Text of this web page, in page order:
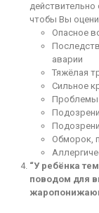
чтобы Вы
Опасное
аварии
Тяжёлая
Сильное
Проблемы
Обморок,
“У ребёнка
поводом для